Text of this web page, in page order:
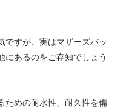
ですが、実はマザーズバッ
にあるのをご存知でしょう
ための耐水性、耐久性を備